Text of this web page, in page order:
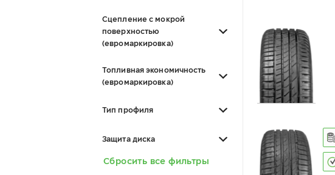
Сцепление с мокрой
поверхностью
(евромаркировка)
Топливная экономичность
(евромаркировка)
Тип профиля
Защита диска
Сбросить все фильтры